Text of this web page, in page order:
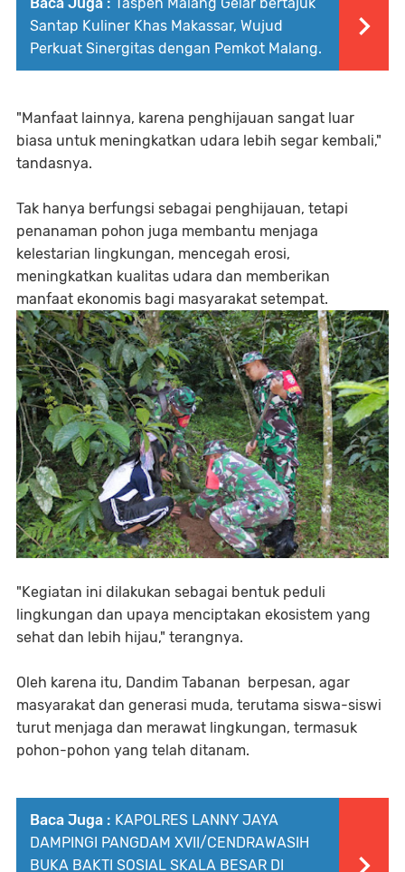
Baca Juga :
Taspen Malang Gelar bertajuk
Santap Kuliner Khas Makassar, Wujud
Perkuat Sinergitas dengan Pemkot Malang.
"Manfaat lainnya, karena penghijauan sangat luar
biasa untuk meningkatkan udara lebih segar kembali,"
tandasnya.
Tak hanya berfungsi sebagai penghijauan, tetapi
penanaman pohon juga membantu menjaga
kelestarian lingkungan, mencegah erosi,
meningkatkan kualitas udara dan memberikan
manfaat ekonomis bagi masyarakat setempat.
"Kegiatan ini dilakukan sebagai bentuk peduli
lingkungan dan upaya menciptakan ekosistem yang
sehat dan lebih hijau," terangnya.
Oleh karena itu, Dandim Tabanan berpesan, agar
masyarakat dan generasi muda, terutama siswa-siswi
turut menjaga dan merawat lingkungan, termasuk
pohon-pohon yang telah ditanam.
Baca Juga : KAPOLRES LANNY JAYA
DAMPINGI PANGDAM XVII/CENDRAWASIH
BUKA BAKTI SOSIAL SKALA BESAR DI